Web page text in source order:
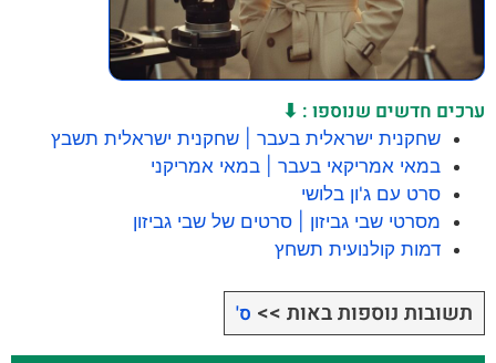
ערכים חדשים שנוספו : ⬇
שחקנית ישראלית בעבר | שחקנית ישראלית תשבץ
במאי אמריקאי בעבר | במאי אמריקני
סרט עם ג'ון בלושי
מסרטי שבי גביזון | סרטים של שבי גביזון
דמות קולנועית תשחץ
תשובות נוספות באות >> ס'